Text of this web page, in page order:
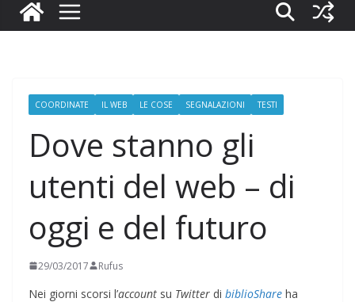
COORDINATE IL WEB LE COSE SEGNALAZIONI TESTI
Dove stanno gli
utenti del web – di
oggi e del futuro
29/03/2017 Rufus
Nei giorni scorsi l’account su Twitter di biblioShare ha